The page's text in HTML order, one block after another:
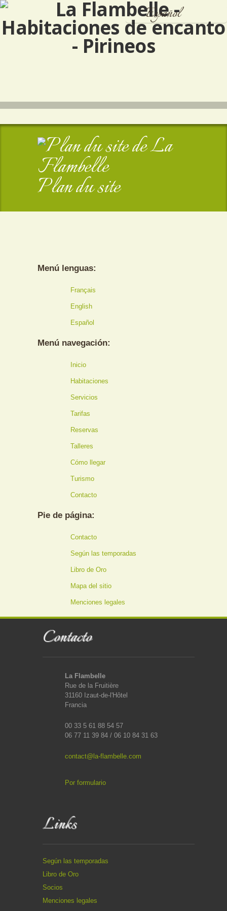
Español
Français
English
Plan du site
Menú lenguas:
Français
English
Español
Menú navegación:
Inicio
Habitaciones
Servicios
Tarifas
Reservas
Talleres
Cómo llegar
Turismo
Contacto
Pie de página:
Contacto
Según las temporadas
Libro de Oro
Mapa del sitio
Menciones legales
Contacto
La Flambelle
Rue de la Fruitière
31160 Izaut-de-l'Hôtel
Francia
00 33 5 61 88 54 57
06 77 11 39 84 / 06 10 84 31 63
contact@la-flambelle.com
Por formulario
Links
Según las temporadas
Libro de Oro
Socios
Menciones legales